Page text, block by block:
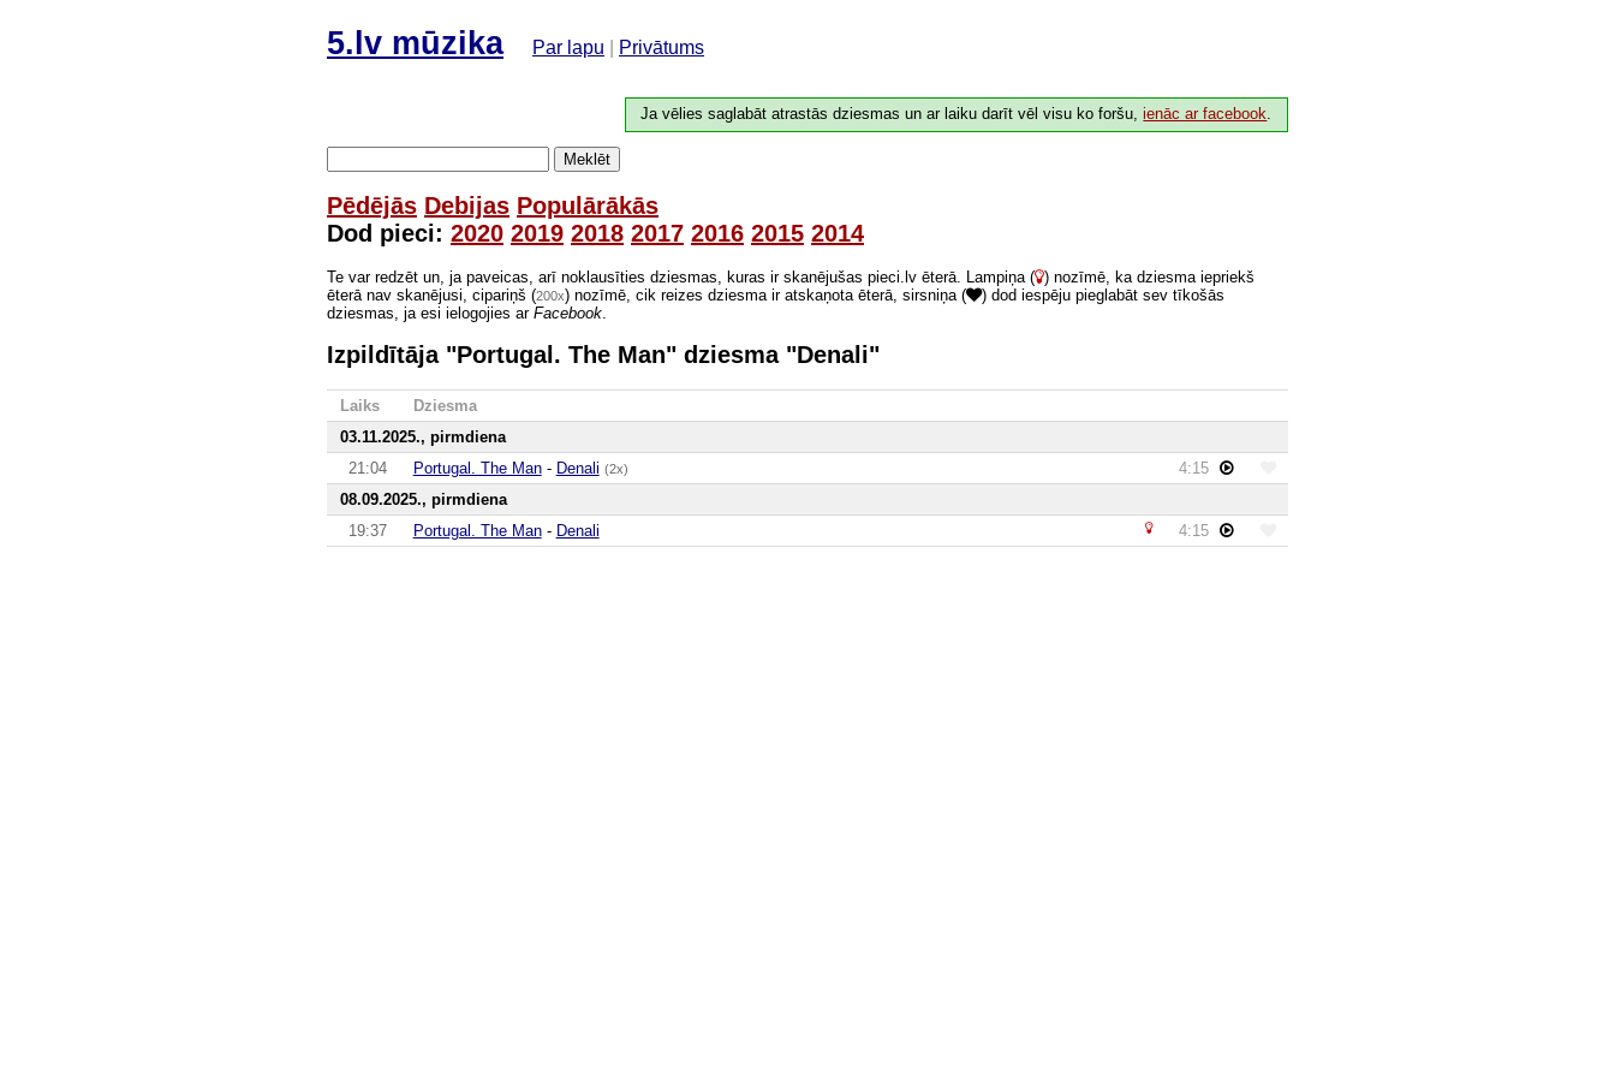
5.lv mūzika Par lapu Privātums
Ja vēlies saglabāt atrastās dziesmas un ar laiku darīt vēl visu ko foršu,ienāc ar facebook.
Meklēt
Pēdējās Debijas Populārākās
Dod pieci: 2020 2019 2018 2017 2016 2015 2014
Te var redzēt un, ja paveicas, arī noklausīties dziesmas, kuras ir skanējušas pieci.lv ēterā. Lampiņa ( ) nozīmē, ka dziesma iepriekš
ēterā nav skanējusi, cipariņš (200x) nozīmē, cik reizes dziesma ir atskaņota ēterā, sirsniņa (
) dod iespēju pieglabāt sev tīkošās
dziesmas, ja esi ielogojies ar Facebook
Izpildītāja "Portugal. The Man" dziesma "Denali"
Laiks
Dziesma
03.11.2025., pirmdiena
21:04
Portugal. The Man- Denali (2x)
4:15
08.09.2025., pirmdiena
19:37
Portugal. The Man- Denali 4:15